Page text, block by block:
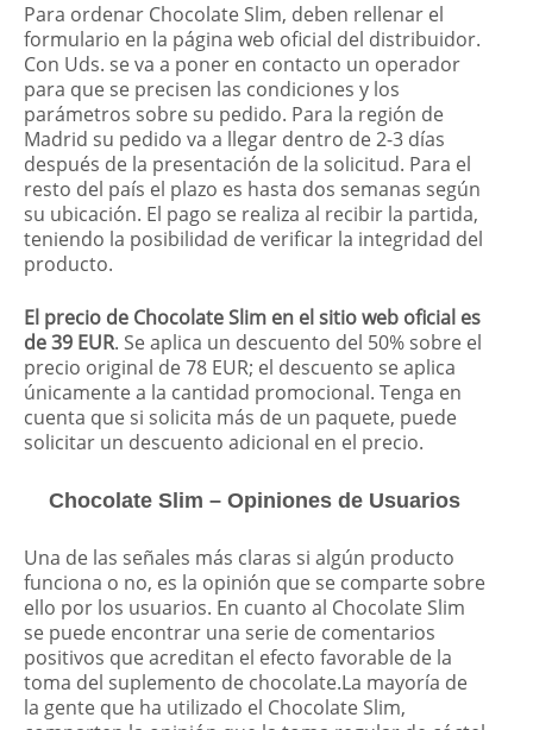
Para ordenar Chocolate Slim, deben rellenar el
formulario en la página web oficial del distribuidor.
Con Uds. se va a poner en contacto un operador
para que se precisen las condiciones y los
parámetros sobre su pedido. Para la región de
Madrid su pedido va a llegar dentro de 2-3 días
después de la presentación de la solicitud. Para el
resto del país el plazo es hasta dos semanas según
su ubicación. El pago se realiza al recibir la partida,
teniendo la posibilidad de verificar la integridad del
producto.
El precio de Chocolate Slim en el sitio web oficial es
de 39 EUR. Se aplica un descuento del 50% sobre el
precio original de 78 EUR; el descuento se aplica
únicamente a la cantidad promocional. Tenga en
cuenta que si solicita más de un paquete, puede
solicitar un descuento adicional en el precio.
Chocolate Slim – Opiniones de Usuarios
Una de las señales más claras si algún producto
funciona o no, es la opinión que se comparte sobre
ello por los usuarios. En cuanto al Chocolate Slim
se puede encontrar una serie de comentarios
positivos que acreditan el efecto favorable de la
toma del suplemento de chocolate.La mayoría de
la gente que ha utilizado el Chocolate Slim,